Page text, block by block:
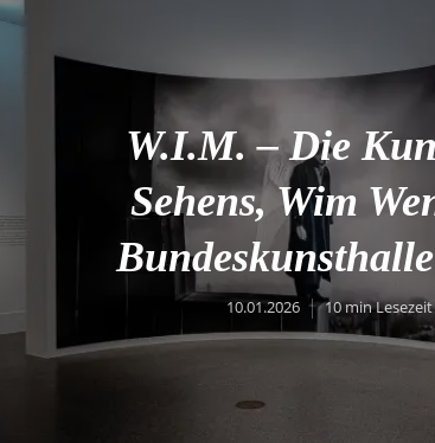
W.I.M. – Die
Sehens, Wim
10.01.2026 10 min Lesezeit